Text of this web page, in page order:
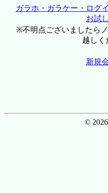
ガラホ・ガラケー・ログ
お試
※不明点ございましたら
越しく
新規
©